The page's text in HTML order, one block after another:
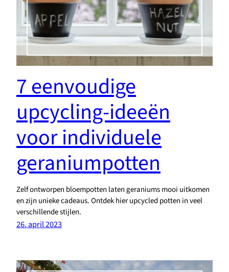
7 eenvoudige
upcycling-ideeën
voor individuele
geraniumpotten
Zelf ontworpen bloempotten laten geraniums mooi uitkomen
en zijn unieke cadeaus. Ontdek hier upcycled potten in veel
verschillende stijlen.
26. april 2023